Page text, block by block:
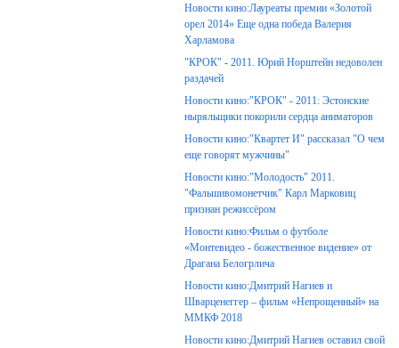
Новости кино:Лауреаты премии «Золотой
орел 2014» Еще одна победа Валерия
Харламова
"КРОК" - 2011. Юрий Норштейн недоволен
раздачей
Новости кино:"КРОК" - 2011: Эстонские
ныряльщики покорили сердца аниматоров
Новости кино:"Квартет И" рассказал "О чем
еще говорят мужчины"
Новости кино:"Молодость" 2011.
"Фальшивомонетчик" Карл Марковиц
признан режиссёром
Новости кино:Фильм о футболе
«Монтевидео - божественное видение» от
Драгана Белогрлича
Новости кино:Дмитрий Нагиев и
Шварценеггер – фильм «Непрощенный» на
ММКФ 2018
Новости кино:Дмитрий Нагиев оставил свой